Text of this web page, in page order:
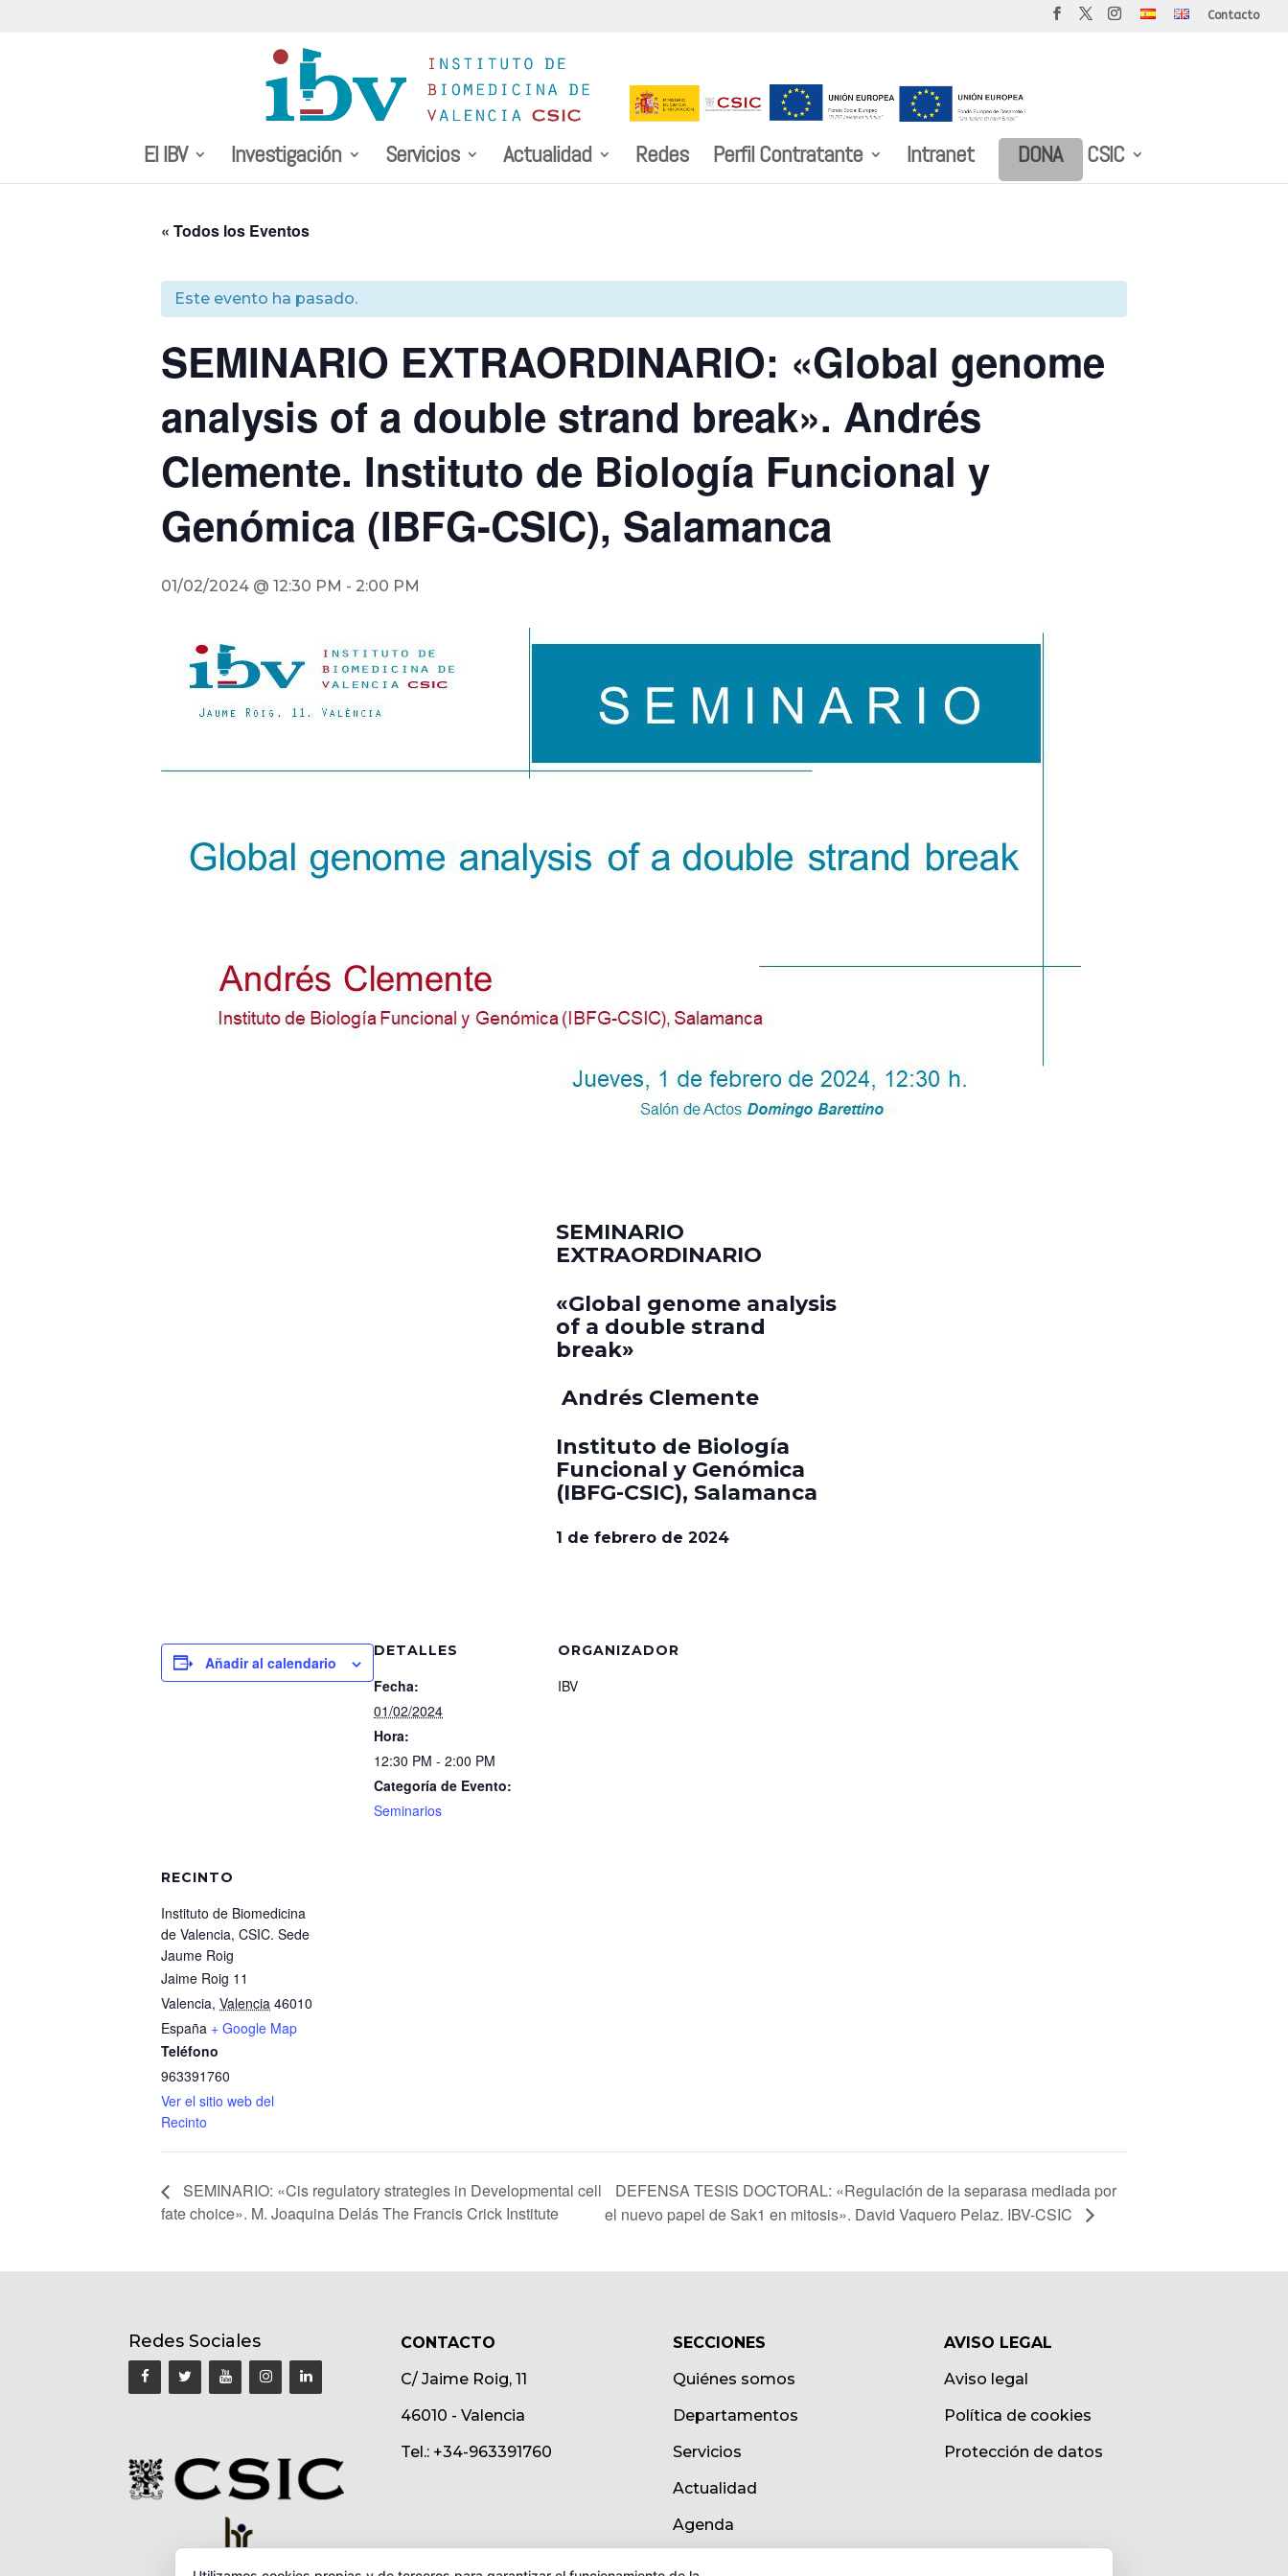
Contacto
El IBV Investigación Servicios Actualidad Redes Perfil Contratante Intranet DONA CSIC
« Todos los Eventos
Este evento ha pasado.
SEMINARIO EXTRAORDINARIO: «Global genome
analysis of a double strand break». Andrés
Clemente. Instituto de Biología Funcional y
Genómica (IBFG-CSIC), Salamanca
01/02/2024 @ 12:30 PM - 2:00 PM
SEMINARIO
EXTRAORDINARIO
«Global genome analysis
of a double strand
break»
Andrés Clemente
Instituto de Biología
Funcional y Genómica
(IBFG-CSIC), Salamanca
1 de febrero de 2024
Añadir al calendario
DETALLES
Fecha:
01/02/2024
Hora:
12:30 PM - 2:00 PM
Categoría de Evento:
Seminarios
ORGANIZADOR
IBV
RECINTO
Instituto de Biomedicina
de Valencia, CSIC. Sede
Jaume Roig
Jaime Roig 11
Valencia, Valencia 46010
España + Google Map
Teléfono
963391760
Ver el sitio web del
Recinto
SEMINARIO: «Cis regulatory strategies in Developmental cell
fate choice». M. Joaquina Delás The Francis Crick Institute
DEFENSA TESIS DOCTORAL: «Regulación de la separasa mediada por
el nuevo papel de Sak1 en mitosis». David Vaquero Pelaz. IBV-CSIC
Redes Sociales
CONTACTO
C/ Jaime Roig, 11
46010 - Valencia
Tel.: +34-963391760
SECCIONES
Quiénes somos
Departamentos
Servicios
Actualidad
Agenda
AVISO LEGAL
Aviso legal
Política de cookies
Protección de datos